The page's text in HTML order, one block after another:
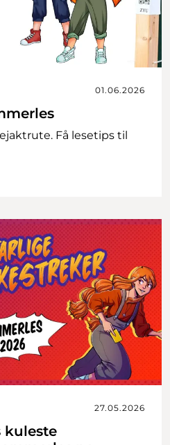
01.06.2026
Få lesetips til
27.05.2026
kuleste